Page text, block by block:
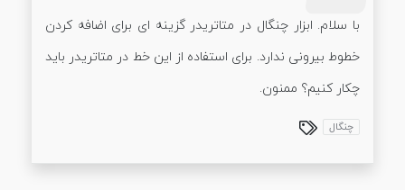
با سلام. ابزار چنگال در متاتریدر گزینه ای برای اضافه کردن
خطوط بیرونی ندارد. برای استفاده از این خط در متاتریدر باید
چکار کنیم؟ ممنون.
چنگال